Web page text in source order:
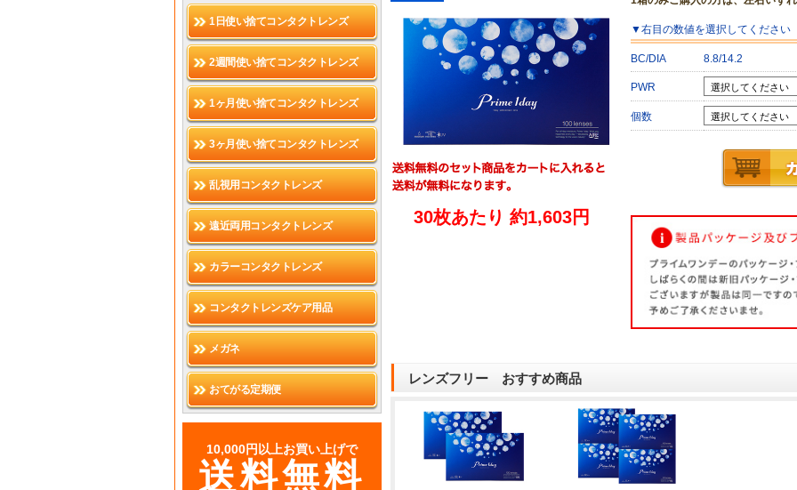
1日使い捨てコンタクトレンズ
2週間使い捨てコンタクトレンズ
1ヶ月使い捨てコンタクトレンズ
3ヶ月使い捨てコンタクトレンズ
乱視用コンタクトレンズ
遠近両用コンタクトレンズ
カラーコンタクトレンズ
コンタクトレンズケア用品
メガネ
おてがる定期便
10,000円以上お買い上げで
送料無料
30枚あたり 約1,603円
▼右目の数値を選択してください
BC/DIA 8.8/14.2
PWR
個数
レンズフリー おすすめ商品